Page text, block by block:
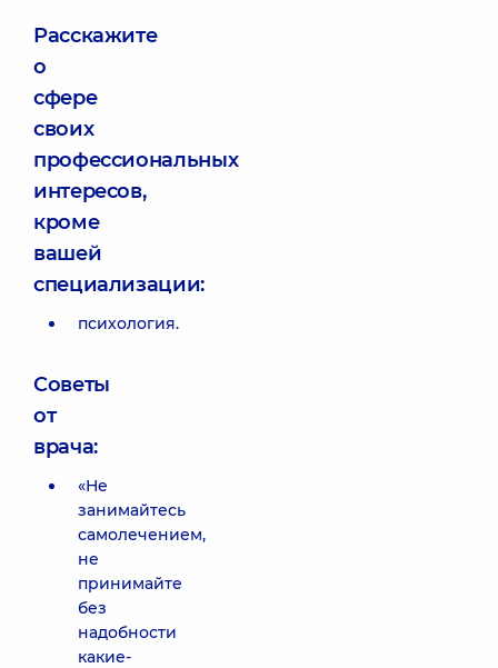
Расскажите
о
сфере
своих
профессиональных
интересов,
кроме
вашей
специализации:
психология.
Советы
от
врача:
«Не
занимайтесь
самолечением,
не
принимайте
без
надобности
какие-